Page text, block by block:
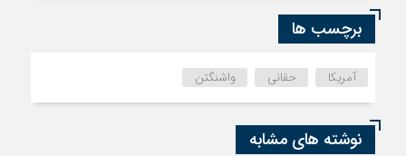
برچسب ها
آمریکا حقانی واشنگتن
نوشته های مشابه